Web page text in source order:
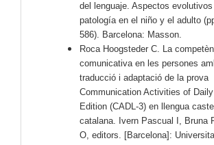
del lenguaje. Aspectos
patología en el niño y el adulto
586). Barcelona: Masson.
Roca Hoogsteder C. La
comunicativa en les persones
traducció i adaptació de la prova
Communication Activities of
Edition (CADL-3) en llengua
catalana. Ivern Pascual I, Bruna
O, editors. [Barcelona]: